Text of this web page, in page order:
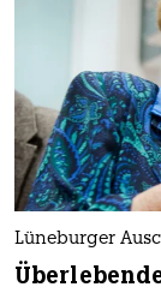
Lüneburger